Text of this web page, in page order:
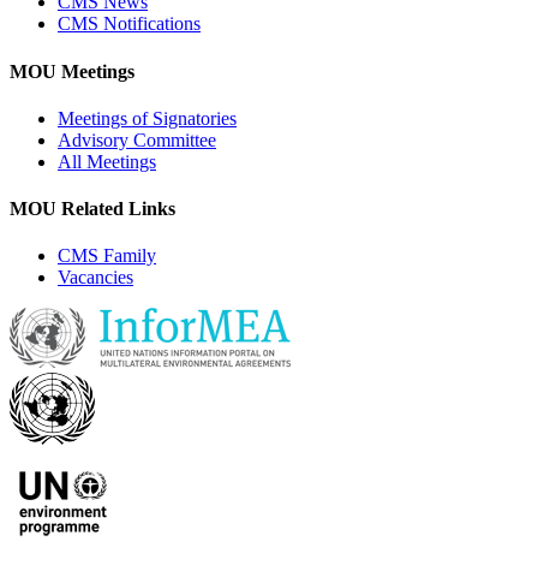
CMS Notifications
MOU Meetings
Meetings of Signatories
Advisory Committee
All Meetings
MOU Related Links
CMS Family
Vacancies